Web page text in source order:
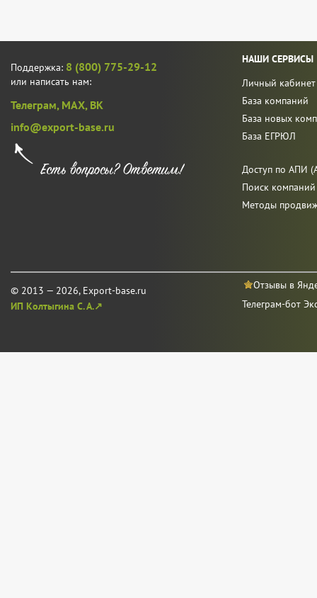
Поддержка: 8 (800) 775-29-12
или написать нам:
Телеграм, MAX, ВК
info@export-base.ru
© 2013 — 2026, Export-base.ru
ИП Колтыгина С. А.↗
НАШИ СЕРВИСЫ
Личный кабинет
База компаний
База новых
База ЕГРЮЛ
Доступ по АПИ
Поиск
Методы
Отзывы в
Телеграм-бот